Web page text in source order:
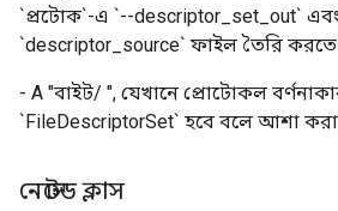
`প্রটোক`-এ `--descriptor_set_out`
`descriptor_source` ফাইল তৈরি করতে
- A "বাইট/ ", যেখানে প্রোটোকল
`FileDescriptorSet` হবে বলে আশা করা
নেস্টেড ক্লাস